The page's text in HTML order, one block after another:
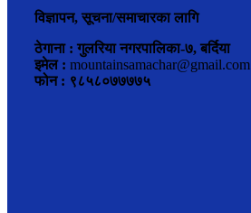
विज्ञापन, सूचना/समाचारका लागि
ठेगाना : गुलरिया नगरपालिका-७, बर्दिया
इमेल : mountainsamachar@gmail.com
फोन : ९८५८०७७७७५